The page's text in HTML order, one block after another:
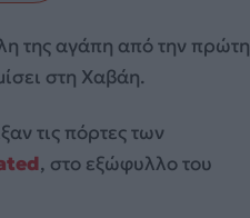
της αγάπη από την πρώτη
στη Χαβάη.
τις πόρτες των
, στο εξώφυλλο του